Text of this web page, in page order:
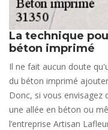
La technique
béton imprimé
Il ne fait aucun doute
du béton imprimé
Donc, si vous envisagez
une allée en béton ou
l’entreprise Artisan